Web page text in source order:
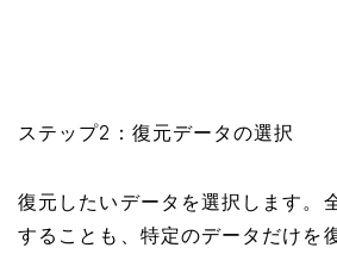
ステップ2：復元データの選択
復元したいデータを選択します。
することも、特定のデータだけを